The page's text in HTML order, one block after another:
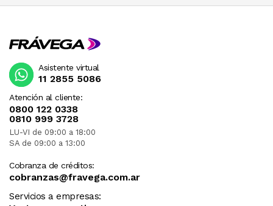
Atención al cliente:
0800 122 0338
0810 999 3728
LU-VI de 09:00 a 18:00
SA de 09:00 a 13:00
Cobranza de créditos:
cobranzas@fravega.com.ar
Servicios a empresas:
Asistente virtual
11 2855 5086